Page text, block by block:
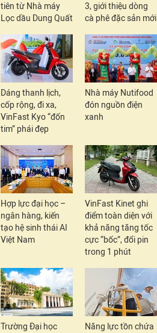
tiên từ Nhà máy
Lọc dầu Dung Quất
3, giới thiệu dòng
cà phê đặc sản mới
Dáng thanh lịch,
cốp rộng, đi xa,
VinFast Kyo “đốn
tim” phái đẹp
Nhà máy Nutifood
đón nguồn điện
xanh
Hợp lực đại học –
ngân hàng, kiến
tạo hệ sinh thái AI
Việt Nam
VinFast Kinet ghi
điểm toàn diện với
khả năng tăng tốc
cực “bốc”, đổi pin
trong 1 phút
Trường Đại học
Năng lực tồn chứa